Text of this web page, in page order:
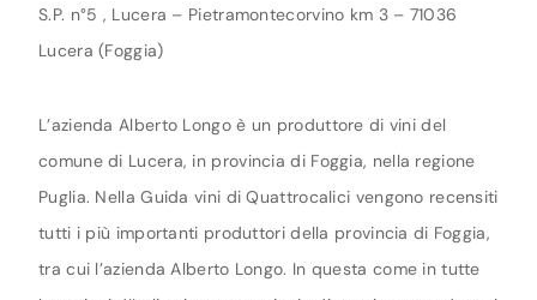
S.P. n°5 , Lucera – Pietramontecorvino km 3 – 71036
Lucera (Foggia)
L’azienda Alberto Longo è un produttore di vini del
comune di Lucera, in provincia di Foggia, nella regione
Puglia. Nella Guida vini di Quattrocalici vengono recensiti
tutti i più importanti produttori della provincia di Foggia,
tra cui l’azienda Alberto Longo. In questa come in tutte